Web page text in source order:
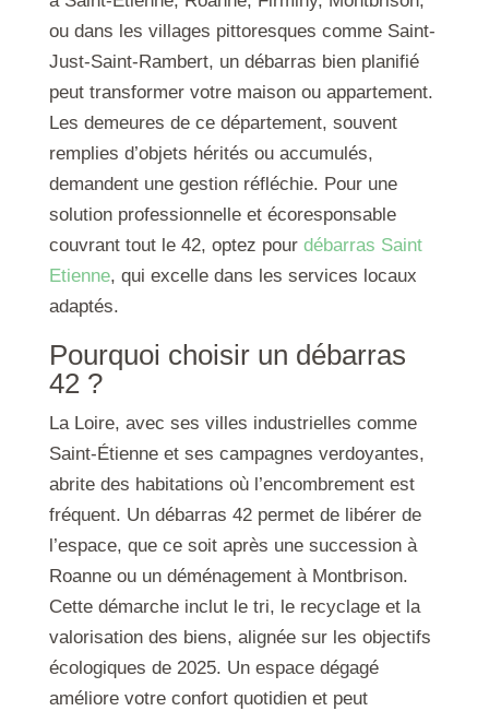
ou dans les villages pittoresques comme Saint-
Just-Saint-Rambert, un débarras bien planifié
peut transformer votre maison ou appartement.
Les demeures de ce département, souvent
remplies d’objets hérités ou accumulés,
demandent une gestion réfléchie. Pour une
solution professionnelle et écoresponsable
couvrant tout le 42, optez pour débarras Saint
Etienne, qui excelle dans les services locaux
adaptés.
Pourquoi choisir un débarras
42 ?
La Loire, avec ses villes industrielles comme
Saint-Étienne et ses campagnes verdoyantes,
abrite des habitations où l’encombrement est
fréquent. Un débarras 42 permet de libérer de
l’espace, que ce soit après une succession à
Roanne ou un déménagement à Montbrison.
Cette démarche inclut le tri, le recyclage et la
valorisation des biens, alignée sur les objectifs
écologiques de 2025. Un espace dégagé
améliore votre confort quotidien et peut